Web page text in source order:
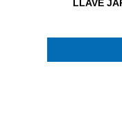
LLAVE